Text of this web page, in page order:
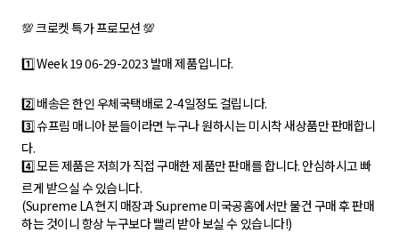
💯 크로켓 특가 프로모션 💯
1️⃣ Week 19 06-29-2023 발매 제품입니다.
2️⃣ 배송은 한인 우체국택배로 2-4일정도 걸립니다.
3️⃣ 슈프림 매니아 분들이라면 누구나 원하시는 미시착 새상품만 판매합니
다.
4️⃣ 모든 제품은 저희가 직접 구매한 제품만 판매를 합니다. 안심하시고 빠
르게 받으실 수 있습니다.
(Supreme LA 현지 매장과 Supreme 미국공홈에서만 물건 구매 후 판매
하는 것이니 항상 누구보다 빨리 받아 보실 수 있습니다!)